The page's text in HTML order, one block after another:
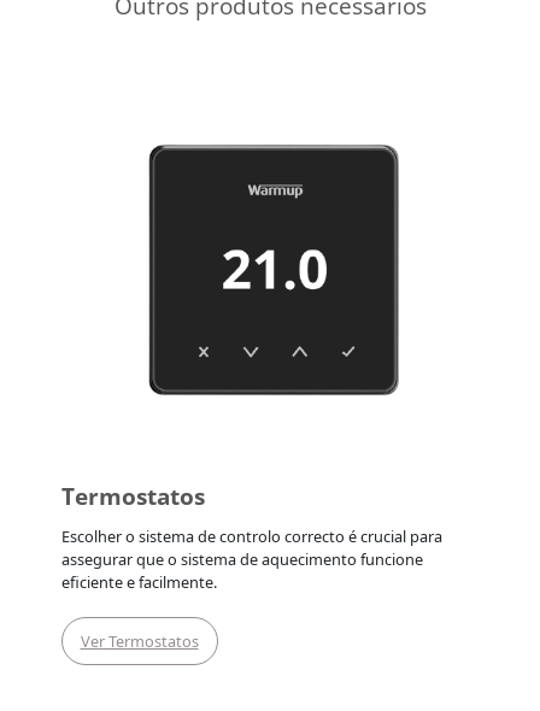
Termostatos
Escolher o sistema de controlo correcto é crucial para
assegurar que o sistema de aquecimento funcione
eficiente e facilmente.
Ver Termostatos